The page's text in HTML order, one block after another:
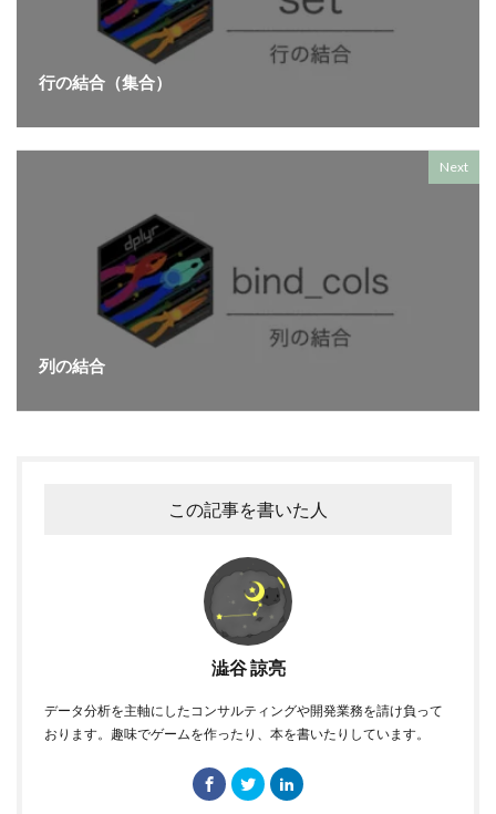
行の結合（集合）
Next
列の結合
この記事を書いた人
澁谷 諒亮
データ分析を主軸にしたコンサルティングや開発業務を請け負って
おります。趣味でゲームを作ったり、本を書いたりしています。